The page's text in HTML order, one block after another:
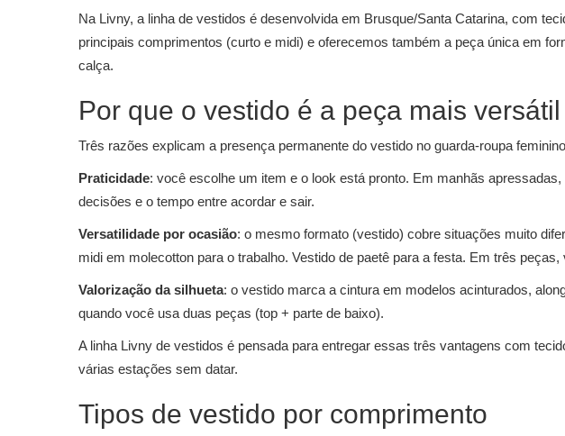
Na Livny, a linha de vestidos é desenvolvida em Brusque/Santa Catarina, com
principais comprimentos (curto e midi) e oferecemos também a peça única em
calça.
Por que o vestido é a peça mais
Três razões explicam a presença permanente do vestido no guarda-roupa
Praticidade: você escolhe um item e o look está pronto. Em manhãs
decisões e o tempo entre acordar e sair.
Versatilidade por ocasião: o mesmo formato (vestido) cobre situações muito
midi em molecotton para o trabalho. Vestido de paetê para a festa. Em três
Valorização da silhueta: o vestido marca a cintura em modelos acinturados,
quando você usa duas peças (top + parte de baixo).
A linha Livny de vestidos é pensada para entregar essas três vantagens com
várias estações sem datar.
Tipos de vestido por comprimento